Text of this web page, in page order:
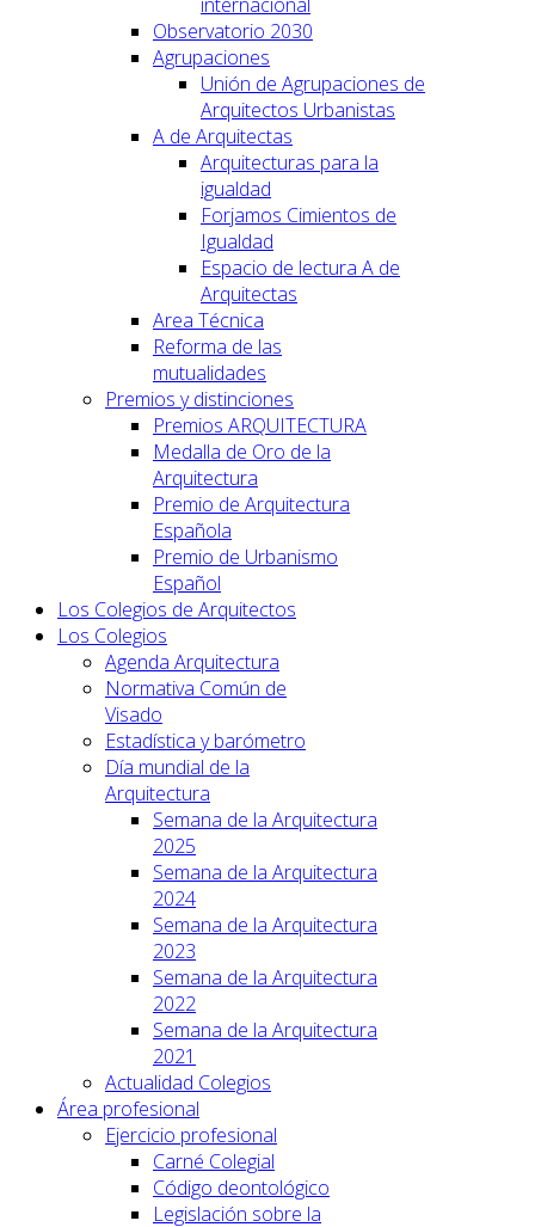
Observatorio 2030
Agrupaciones
Unión de Agrupaciones de
Arquitectos Urbanistas
A de Arquitectas
Arquitecturas para la
igualdad
Forjamos Cimientos de
Igualdad
Espacio de lectura A de
Arquitectas
Area Técnica
Reforma de las
mutualidades
Premios y distinciones
Premios ARQUITECTURA
Medalla de Oro de la
Arquitectura
Premio de Arquitectura
Española
Premio de Urbanismo
Español
Los Colegios de Arquitectos
Los Colegios
Agenda Arquitectura
Normativa Común de
Visado
Estadística y barómetro
Día mundial de la
Arquitectura
Semana de la Arquitectura
2025
Semana de la Arquitectura
2024
Semana de la Arquitectura
2023
Semana de la Arquitectura
2022
Semana de la Arquitectura
2021
Actualidad Colegios
Área profesional
Ejercicio profesional
Carné Colegial
Código deontológico
Legislación sobre la